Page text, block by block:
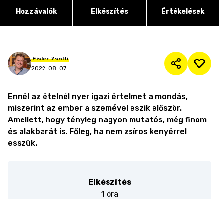
Hozzávalók Elkészítés Értékelések
Eisler Zsolti
2022. 08. 07.
Ennél az ételnél nyer igazi értelmet a mondás,
miszerint az ember a szemével eszik először.
Amellett, hogy tényleg nagyon mutatós, még finom
és alakbarát is. Főleg, ha nem zsíros kenyérrel
esszük.
Elkészítés
1 óra